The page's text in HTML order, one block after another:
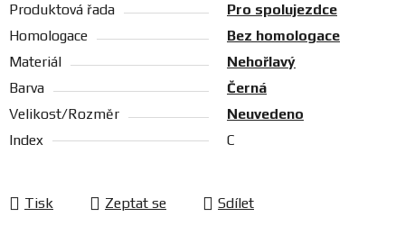
Produktová řada
Pro spolujezdce
Homologace
Bez homologace
Materiál
Nehořlavý
Barva
Černá
Velikost/Rozměr
Neuvedeno
Index
C
Tisk Zeptat se Sdílet